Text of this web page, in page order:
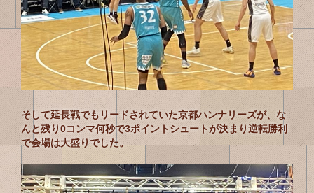
そして延長戦でもリードされていた京都ハンナリーズが、な
んと残り0コンマ何秒で3ポイントシュートが決まり逆転勝利
で会場は大盛りでした。